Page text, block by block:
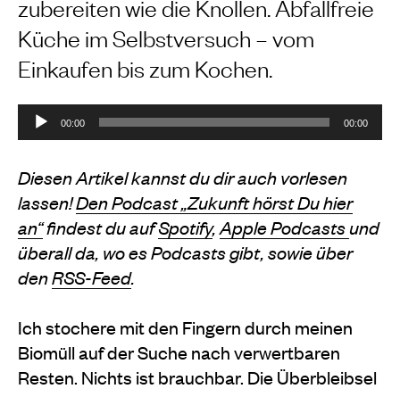
zubereiten wie die Knollen. Abfallfreie
Küche im Selbstversuch – vom
Einkaufen bis zum Kochen.
Audio
Player
00:00 00:00
Diesen Artikel kannst du dir auch vorlesen
lassen!Den Podcast „Zukunft hörst Du hier
an“findest du aufSpotify,Apple Podcastsund
überall da, wo es Podcasts gibt, sowie über
denRSS-Feed.
Ich stochere mit den Fingern durch meinen
Biomüll auf der Suche nach verwertbaren
Resten. Nichts ist brauchbar. Die Überbleibsel